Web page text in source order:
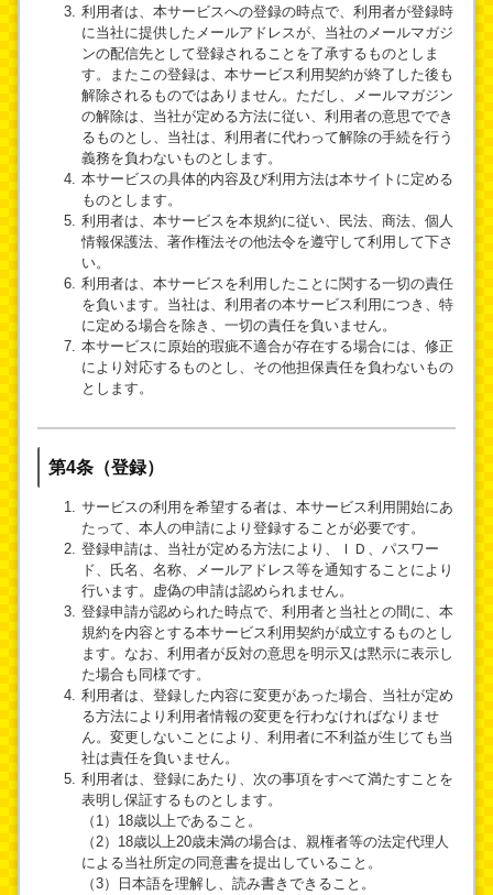
利用者は、本サービスへの登録の時点で、利用者が登録時
に当社に提供したメールアドレスが、当社のメールマガジ
ンの配信先として登録されることを了承するものとしま
す。またこの登録は、本サービス利用契約が終了した後も
解除されるものではありません。ただし、メールマガジン
の解除は、当社が定める方法に従い、利用者の意思ででき
るものとし、当社は、利用者に代わって解除の手続を行う
義務を負わないものとします。
本サービスの具体的内容及び利用方法は本サイトに定める
ものとします。
利用者は、本サービスを本規約に従い、民法、商法、個人
情報保護法、著作権法その他法令を遵守して利用して下さ
い。
利用者は、本サービスを利用したことに関する一切の責任
を負います。当社は、利用者の本サービス利用につき、特
に定める場合を除き、一切の責任を負いません。
本サービスに原始的瑕疵不適合が存在する場合には、修正
により対応するものとし、その他担保責任を負わないもの
とします。
第4条（登録）
サービスの利用を希望する者は、本サービス利用開始にあ
たって、本人の申請により登録することが必要です。
登録申請は、当社が定める方法により、ＩＤ、パスワー
ド、氏名、名称、メールアドレス等を通知することにより
行います。虚偽の申請は認められません。
登録申請が認められた時点で、利用者と当社との間に、本
規約を内容とする本サービス利用契約が成立するものとし
ます。なお、利用者が反対の意思を明示又は黙示に表示し
た場合も同様です。
利用者は、登録した内容に変更があった場合、当社が定め
る方法により利用者情報の変更を行わなければなりませ
ん。変更しないことにより、利用者に不利益が生じても当
社は責任を負いません。
利用者は、登録にあたり、次の事項をすべて満たすことを
表明し保証するものとします。
（1）18歳以上であること。
（2）18歳以上20歳未満の場合は、親権者等の法定代理人
による当社所定の同意書を提出していること。
（3）日本語を理解し、読み書きできること。